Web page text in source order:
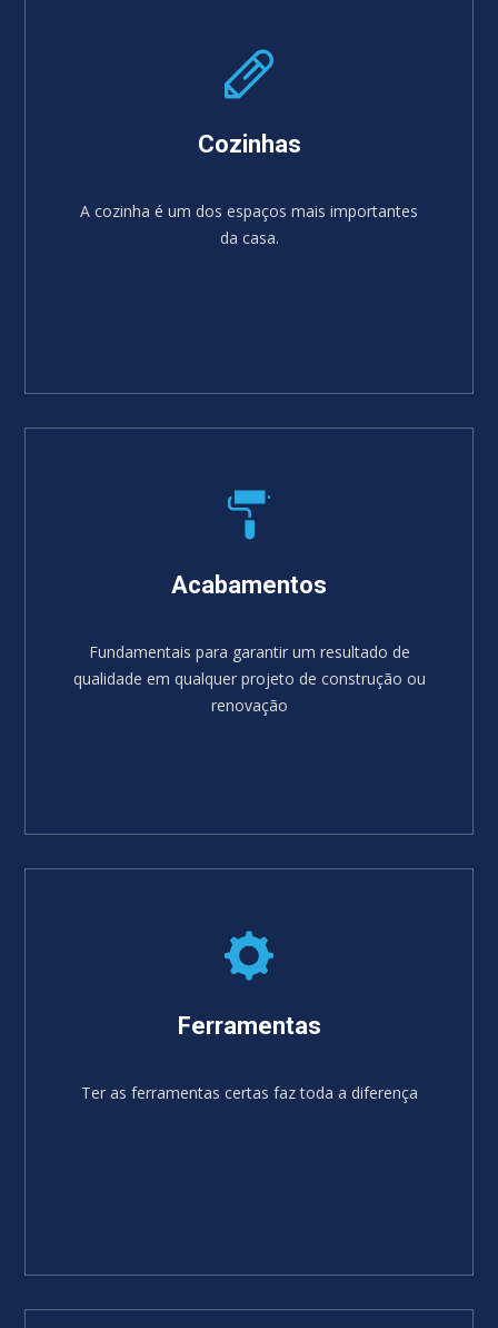
Cozinhas
A cozinha é um dos espaços mais importantes
da casa.
Acabamentos
Fundamentais para garantir um resultado de
qualidade em qualquer projeto de construção ou
renovação
Ferramentas
Ter as ferramentas certas faz toda a diferença
SABER MAIS